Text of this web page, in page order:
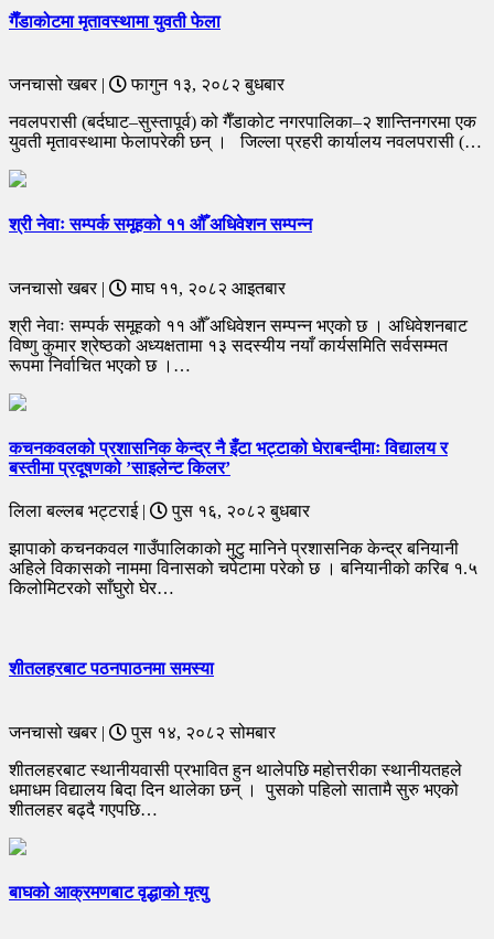
गैँडाकोटमा मृतावस्थामा युवती फेला
जनचासो खबर |
फागुन १३, २०८२ बुधबार
नवलपरासी (बर्दघाट–सुस्तापूर्व) को गैँडाकोट नगरपालिका–२ शान्तिनगरमा एक
युवती मृतावस्थामा फेलापरेकी छन् । जिल्ला प्रहरी कार्यालय नवलपरासी (…
श्री नेवाः सम्पर्क समूहको ११ औँ अधिवेशन सम्पन्न
जनचासो खबर |
माघ ११, २०८२ आइतबार
श्री नेवाः सम्पर्क समूहको ११ औँ अधिवेशन सम्पन्न भएको छ । अधिवेशनबाट
विष्णु कुमार श्रेष्ठको अध्यक्षतामा १३ सदस्यीय नयाँ कार्यसमिति सर्वसम्मत
रूपमा निर्वाचित भएको छ ।…
​कचनकवलको प्रशासनिक केन्द्र नै इँटा भट्टाको घेराबन्दीमाः विद्यालय र
बस्तीमा प्रदूषणको ’साइलेन्ट किलर’
लिला बल्लब भट्टराई |
पुस १६, २०८२ बुधबार
झापाको कचनकवल गाउँपालिकाको मुटु मानिने प्रशासनिक केन्द्र बनियानी
अहिले विकासको नाममा विनासको चपेटामा परेको छ । बनियानीको करिब १.५
किलोमिटरको साँघुरो घेर…
शीतलहरबाट पठनपाठनमा समस्या
जनचासो खबर |
पुस १४, २०८२ सोमबार
शीतलहरबाट स्थानीयवासी प्रभावित हुन थालेपछि महोत्तरीका स्थानीयतहले
धमाधम विद्यालय बिदा दिन थालेका छन् । पुसको पहिलो सातामै सुरु भएको
शीतलहर बढ्दै गएपछि…
बाघको आक्रमणबाट वृद्धाको मृत्यु